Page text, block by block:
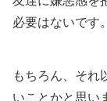
必要はないです。
もちろん、それ
いことかと思い